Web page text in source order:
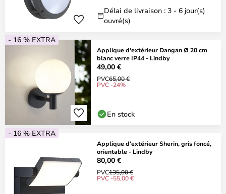
Délai de livraison : 3 - 6 jour(s)
ouvré(s)
- 16 % EXTRA
Applique d'extérieur Dangan Ø 20 cm
blanc verre IP44 - Lindby
49,00 €
PVC65,00 €
PVC -24%
En stock
- 16 % EXTRA
Applique d'extérieur Sherin, gris foncé,
orientable - Lindby
80,00 €
PVC135,00 €
PVC -55,00 €